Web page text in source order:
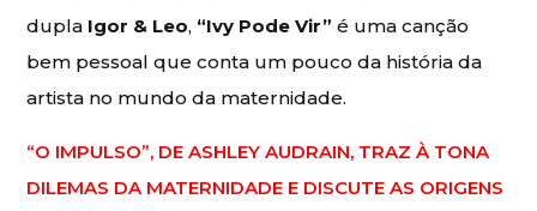
dupla Igor & Leo, “Ivy Pode Vir” é uma canção
bem pessoal que conta um pouco da história da
artista no mundo da maternidade.
“O IMPULSO”, DE ASHLEY AUDRAIN, TRAZ À TONA
DILEMAS DA MATERNIDADE E DISCUTE AS ORIGENS